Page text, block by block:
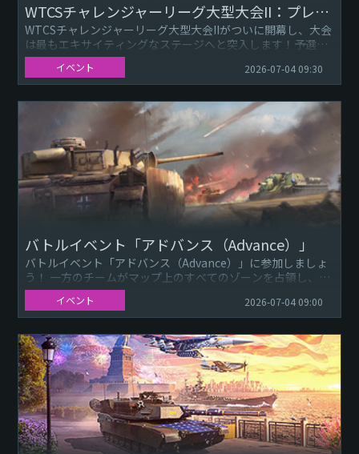
WTCSチャレンジャーリーグ大型大会II：プレイオフ＆Twitch Drops
WTCSチャレンジャーリーグ大型大会IIがついに開幕し、大会
は最もエキサイティングなステージへと突入します！予選を
勝ち抜いた強豪チームがこの大型大会への出場権を掴み取
り、大会で台頭...
イベント 2026-07-04 09:30
バトルイベント「アドバンス（Advance）」
バトルイベント「アドバンス（Advance）」に参加しましょ
う！ 一方のチームがマップ上のすべてのゾーンを占領し、も
う一方がそれを死守する非対称戦です。要所となるキャプチ
ャーポイン...
イベント 2026-07-04 09:00